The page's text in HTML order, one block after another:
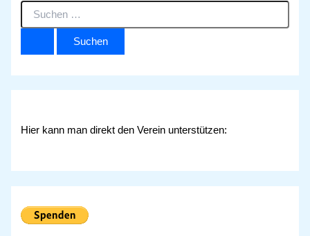
S
n
n
h
Hier kann man direkt den Verein unterstützen: